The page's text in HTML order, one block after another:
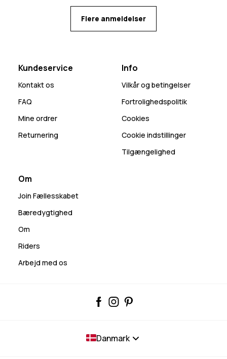
Flere anmeldelser
Kundeservice
Kontakt os
FAQ
Mine ordrer
Returnering
Info
Vilkår og betingelser
Fortrolighedspolitik
Cookies
Cookie indstillinger
Tilgængelighed
Om
Join Fællesskabet
Bæredygtighed
Om
Riders
Arbejd med os
Danmark